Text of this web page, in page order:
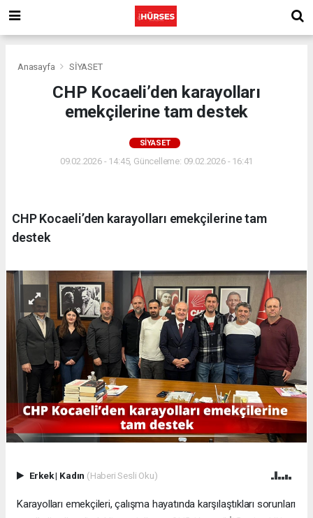
Anasayfa SİYASET
CHP Kocaeli’den karayolları
emekçilerine tam destek
SİYASET
09.02.2026 - 14:45, Güncelleme: 09.02.2026 - 16:41
CHP Kocaeli’den karayolları emekçilerine tam
destek
Erkek| Kadın (Haberi Sesli Oku)
Karayolları emekçileri, çalışma hayatında karşılaştıkları sorunları